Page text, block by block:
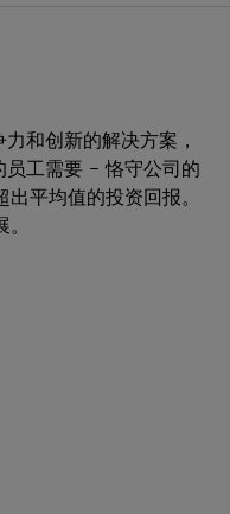
和创新的解决方案，
工需要 – 恪守公司的
平均值的投资回报。